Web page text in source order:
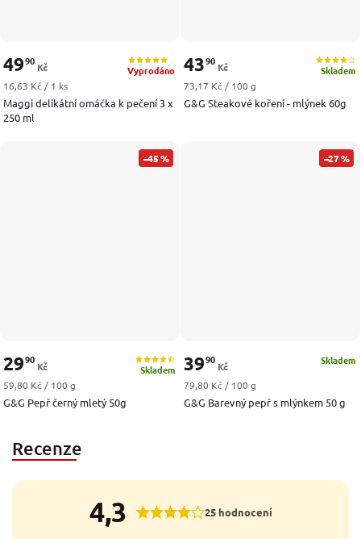
Maggi delikátní omáčka k pečení 3 x
250 ml
Vyprodáno
4990
Kč
Měrná cena:
16,63 Kč / 1 ks
G&G Steakové koření - mlýnek 60g
Skladem
4390
Kč
Měrná cena:
73,17 Kč / 100 g
–45 %
G&G Pepř černý mletý 50g
Skladem
2990
Kč
Měrná cena:
59,80 Kč / 100 g
–27 %
G&G Barevný pepř s mlýnkem 50 g
Skladem
3990
Kč
Měrná cena:
79,80 Kč / 100 g
Recenze
4,3 25 hodnocení